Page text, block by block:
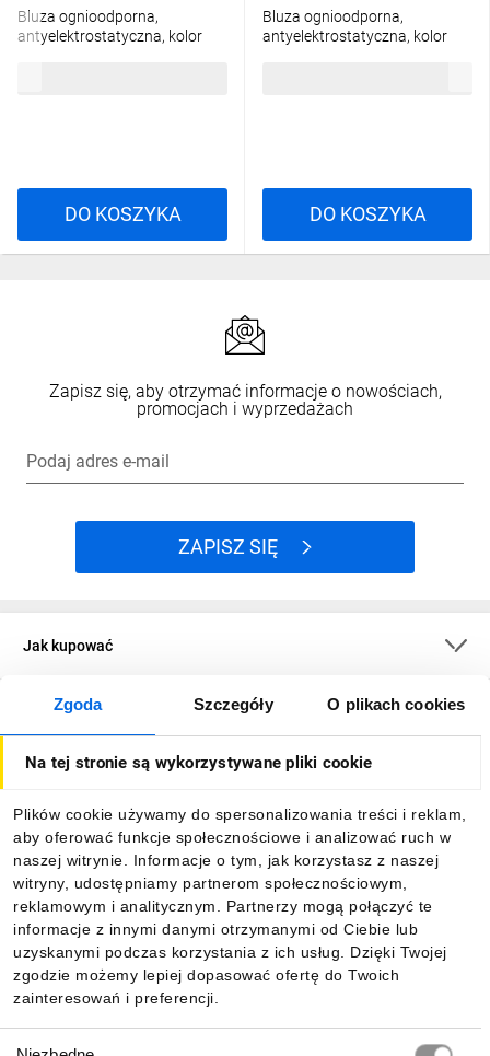
Zgoda Szczegóły O plikach cookies
Na tej stronie są wykorzystywane pliki cookie
Plików cookie używamy do spersonalizowania treści i reklam,
aby oferować funkcje społecznościowe i analizować ruch w
naszej witrynie. Informacje o tym, jak korzystasz z naszej
witryny, udostępniamy partnerom społecznościowym,
reklamowym i analitycznym. Partnerzy mogą połączyć te
informacje z innymi danymi otrzymanymi od Ciebie lub
uzyskanymi podczas korzystania z ich usług. Dzięki Twojej
zgodzie możemy lepiej dopasować ofertę do Twoich
zainteresowań i preferencji.
Bluza ognioodporna,
antyelektrostatyczna, kolor
DO KOSZYKA
Bluza ognioodporna,
antyelektrostatyczna, kolor
DO KOSZYKA
Zapisz się, aby otrzymać informacje o nowościach,
promocjach i wyprzedażach
Podaj adres e-mail
ZAPISZ SIĘ
Jak kupować
O firmie
Informacje
Pobierz naszą aplikację mobilną: